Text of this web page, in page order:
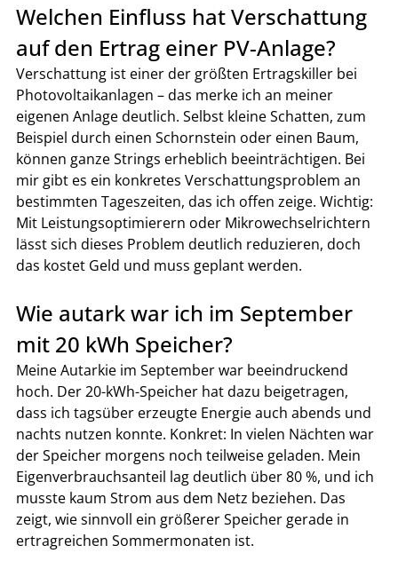
Welchen Einfluss hat Verschattung
auf den Ertrag einer PV-Anlage?
Verschattung ist einer der größten Ertragskiller bei
Photovoltaikanlagen – das merke ich an meiner
eigenen Anlage deutlich. Selbst kleine Schatten, zum
Beispiel durch einen Schornstein oder einen Baum,
können ganze Strings erheblich beeinträchtigen. Bei
mir gibt es ein konkretes Verschattungsproblem an
bestimmten Tageszeiten, das ich offen zeige. Wichtig:
Mit Leistungsoptimierern oder Mikrowechselrichtern
lässt sich dieses Problem deutlich reduzieren, doch
das kostet Geld und muss geplant werden.
Wie autark war ich im September
mit 20 kWh Speicher?
Meine Autarkie im September war beeindruckend
hoch. Der 20-kWh-Speicher hat dazu beigetragen,
dass ich tagsüber erzeugte Energie auch abends und
nachts nutzen konnte. Konkret: In vielen Nächten war
der Speicher morgens noch teilweise geladen. Mein
Eigenverbrauchsanteil lag deutlich über 80 %, und ich
musste kaum Strom aus dem Netz beziehen. Das
zeigt, wie sinnvoll ein größerer Speicher gerade in
ertragreichen Sommermonaten ist.